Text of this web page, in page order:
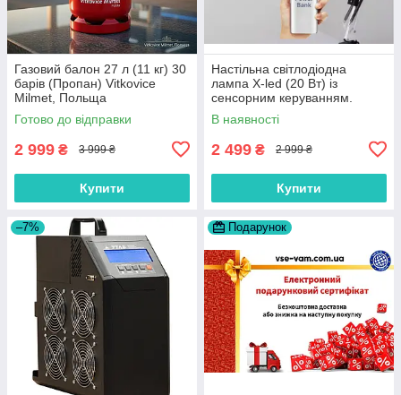
Газовий балон 27 л (11 кг) 30
барів (Пропан) Vitkovice
Milmet, Польща
Готово до відправки
2 999 ₴ 3 999 ₴
Купити
Настільна світлодіодна
лампа X-led (20 Вт) із
сенсорним керуванням.
Роботи від мережи і від
«Power Bank» (біла).
В наявності
2 499 ₴ 2 999 ₴
Купити
–7% Подарунок